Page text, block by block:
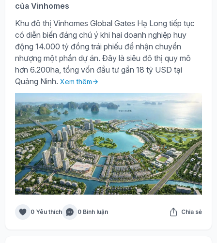
của Vinhomes
Khu đô thị Vinhomes Global Gates Hạ Long tiếp tục
có diễn biến đáng chú ý khi hai doanh nghiệp huy
động 14.000 tỷ đồng trái phiếu để nhận chuyển
nhượng một phần dự án. Đây là siêu đô thị quy mô
hơn 6.200ha, tổng vốn đầu tư gần 18 tỷ USD tại
Quảng Ninh. Xem thêm
0 Yêu thích 0 Bình luận Chia sẻ